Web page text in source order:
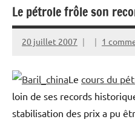
Le pétrole frôle son
20 juillet 2007 1
Le cours du
loin de ses records
stabilisation des prix a pu